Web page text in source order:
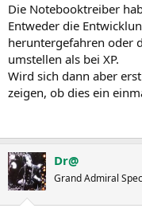
Die Notebooktreiber
Entweder die
heruntergefahren oder
umstellen als bei XP.
Wird sich dann aber
zeigen, ob dies ein
Dr@
Grand Admiral